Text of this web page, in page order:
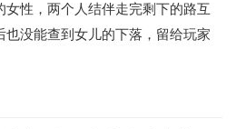
女性，两个人结伴走完剩下的路互
没能查到女儿的下落，留给玩家